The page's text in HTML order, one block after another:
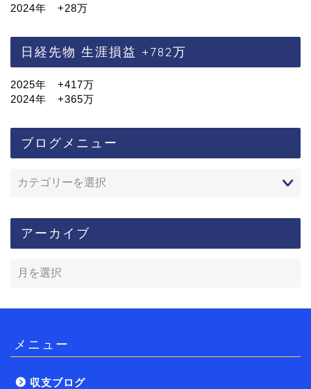
2024年 +28万
日経先物 生涯損益 +782万
2025年 +417万
2024年 +365万
ブログメニュー
アーカイブ
メニュー
収支ブログ